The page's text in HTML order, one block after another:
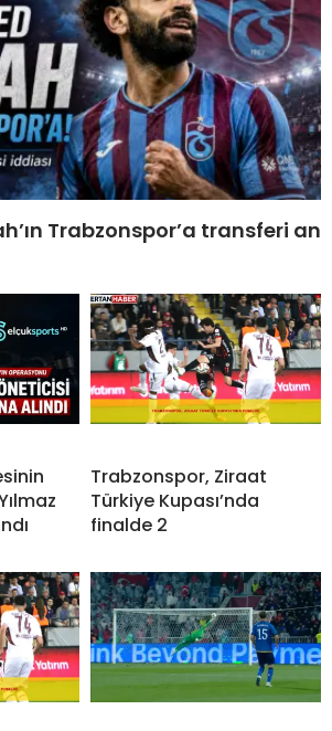
Trabzonspor’a transferi an
Trabzonspor, Ziraat
Türkiye Kupası’nda
finalde 2